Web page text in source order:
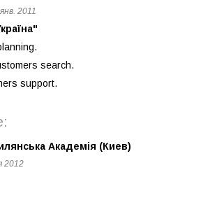
2011
search.
support.
Академія (Киев)
2012